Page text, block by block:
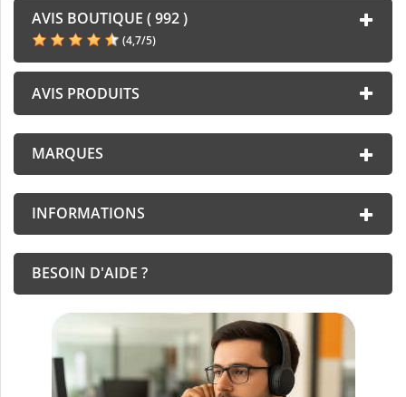
AVIS BOUTIQUE ( 992 )
(4,7/5)
AVIS PRODUITS
MARQUES
INFORMATIONS
BESOIN D'AIDE ?